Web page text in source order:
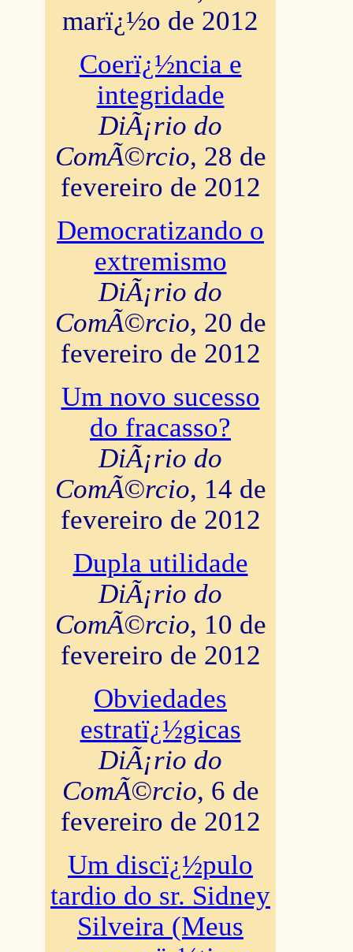
marï¿½o de 2012
Coerï¿½ncia e
integridade
DiÃ¡rio do
ComÃ©rcio, 28 de
fevereiro de 2012
Democratizando o
extremismo
DiÃ¡rio do
ComÃ©rcio, 20 de
fevereiro de 2012
Um novo sucesso
do fracasso?
DiÃ¡rio do
ComÃ©rcio, 14 de
fevereiro de 2012
Dupla utilidade
DiÃ¡rio do
ComÃ©rcio, 10 de
fevereiro de 2012
Obviedades
estratï¿½gicas
DiÃ¡rio do
ComÃ©rcio, 6 de
fevereiro de 2012
Um discï¿½pulo
tardio do sr. Sidney
Silveira (Meus